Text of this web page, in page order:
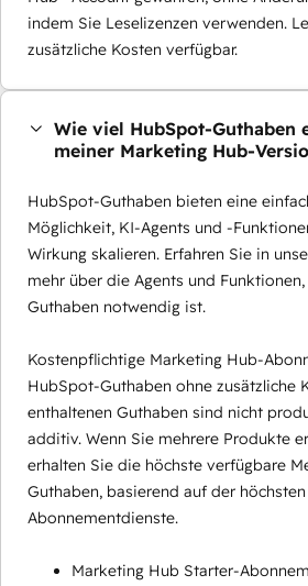
indem Sie Leselizenzen verwenden.
zusätzliche Kosten verfügbar.
Wie viel HubSpot-Guthaben
meiner Marketing Hub-
HubSpot-Guthaben bieten eine
Möglichkeit, KI-Agents und -
Wirkung skalieren. Erfahren Sie in
mehr über die Agents und
Guthaben notwendig ist.
Kostenpflichtige Marketing Hub-
HubSpot-Guthaben ohne zusätzliche
enthaltenen Guthaben sind nicht
additiv. Wenn Sie mehrere Produkte
erhalten Sie die höchste verfügbare
Guthaben, basierend auf der
Abonnementdienste.
Marketing Hub Starter-